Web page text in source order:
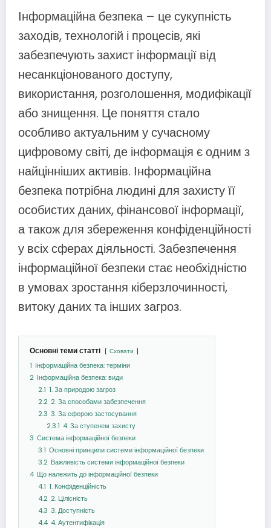
Інформаційна безпека – це сукупність
заходів, технологій і процесів, які
забезпечують захист інформації від
несанкціонованого доступу,
використання, розголошення, модифікації
або знищення. Це поняття стало
особливо актуальним у сучасному
цифровому світі, де інформація є одним з
найцінніших активів. Інформаційна
безпека потрібна людині для захисту її
особистих даних, фінансової інформації,
а також для збереження конфіденційності
у всіх сферах діяльності. Забезпечення
інформаційної безпеки стає необхідністю
в умовах зростання кіберзлочинності,
витоку даних та інших загроз.
Основні теми статті Сховати
1 Інформаційна безпека: терміни
2 Інформаційна безпека: види
2.1 1. За природою загроз
2.2 2. За способами забезпечення
2.3 3. За сферою застосування
2.3.1 4. За ступенем захисту
3 Система інформаційної безпеки
3.1 Основні принципи системи інформаційної безпеки
3.2 Важливість системи інформаційної безпеки
4 Що належить до інформаційної безпеки
4.1 1. Конфіденційність
4.2 2. Цілісність
4.3 3. Доступність
4.4 4. Аутентифікація